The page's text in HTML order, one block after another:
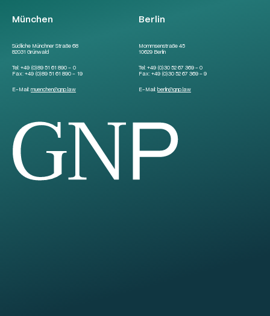
München
Südliche Münchner Straße 68
82031 Grünwald
Tel:+49 (0)89 51 61 890 – 0
Fax:+49 (0)89 51 61 890 – 19
E-Mail:muenchen@gnp.law
Berlin
Mommsenstraße 45
10629 Berlin
Tel: +49 (0)30 52 67 369 – 0
Fax: +49 (0)30 52 67 369 – 9
E-Mail: berlin@gnp.law